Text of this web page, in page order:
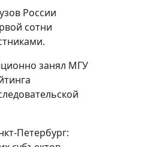
России
сотни
занял МГУ
Петербург: